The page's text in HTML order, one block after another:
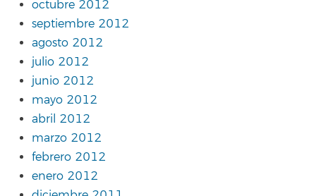
octubre 2012
septiembre 2012
agosto 2012
julio 2012
junio 2012
mayo 2012
abril 2012
marzo 2012
febrero 2012
enero 2012